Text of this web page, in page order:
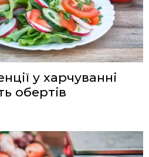
у харчуванні
обертів